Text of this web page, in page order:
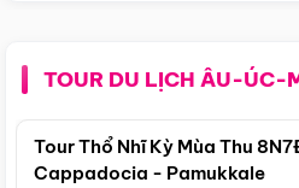
TOUR DU LỊCH ÂU-ÚC-
Tour Thổ Nhĩ Kỳ Mùa Thu
Cappadocia - Pamukkale